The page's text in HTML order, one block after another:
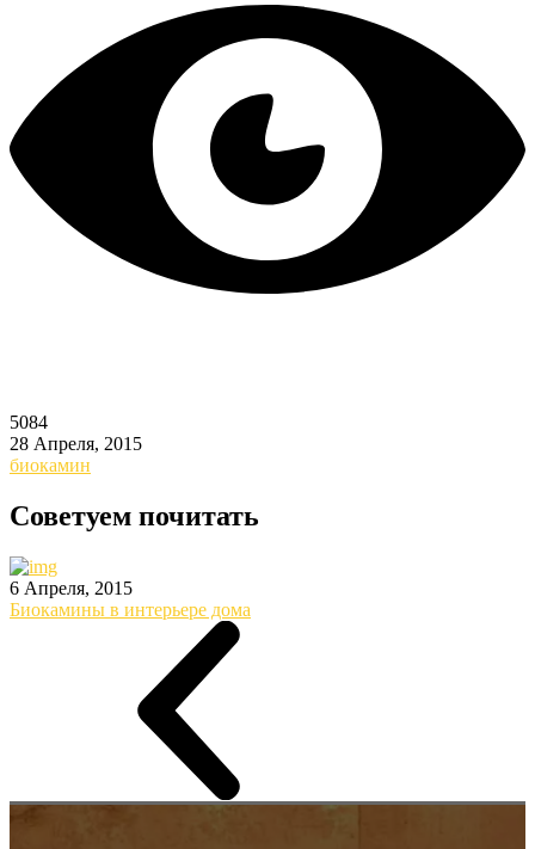
5084
28 Апреля, 2015
биокамин
Советуем почитать
6 Апреля, 2015
Биокамины в интерьере дома